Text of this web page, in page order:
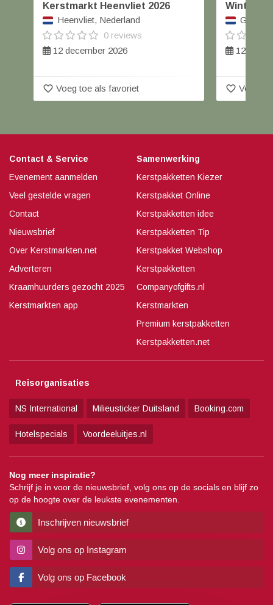
Kerstmarkt Heenvliet 2026
Heenvliet, Nederland
0 reviews
12 december 2026
favorite_border Voeg toe als favoriet
12
favorite_border Voeg
Contact & Service
Evenement aanmelden
Veel gestelde vragen
Contact
Nieuwsbrief
Over Kerstmarkten.net
Adverteren
Kraamhuurders gezocht 2025
Kerstmarkten app
Samenwerking
Kerstpakketten Kiezer
Kerstpakket Online
Kerstpakketten idee
Kerstpakketten Tip
Kerstpakket Webshop
Kerstpakketten
Companyofgifts.nl
Kerstmarkten
Premium kerstpakketten
Kerstpakketten.net
Reisorganisaties
NS International Milieusticker Duitsland Booking.com
Hotelspecials Voordeeluitjes.nl
Nog meer inspiratie?
Schrijf je in voor de nieuwsbrief, volg ons op de socials en blijf zo
op de hoogte over de leukste evenementen.
Inschrijven nieuwsbrief
Volg ons op Instagram
Volg ons op Facebook